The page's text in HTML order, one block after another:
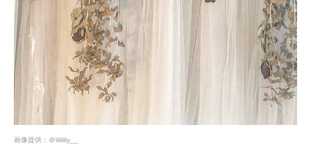
画像提供： ＠lilililiy__